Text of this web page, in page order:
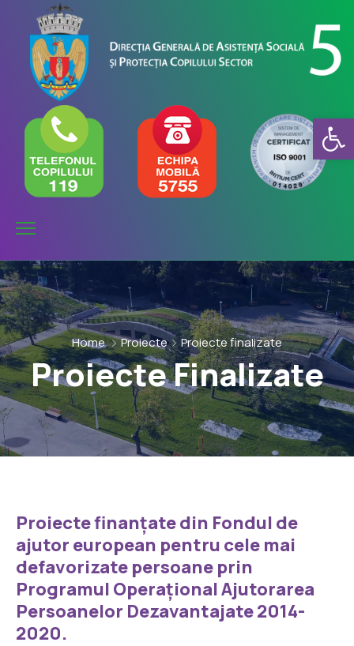
Home Proiecte Proiecte finalizate
Proiecte Finalizate
Proiecte finanțate din Fondul de
ajutor european pentru cele mai
defavorizate persoane prin
Programul Operațional Ajutorarea
Persoanelor Dezavantajate 2014-
2020.